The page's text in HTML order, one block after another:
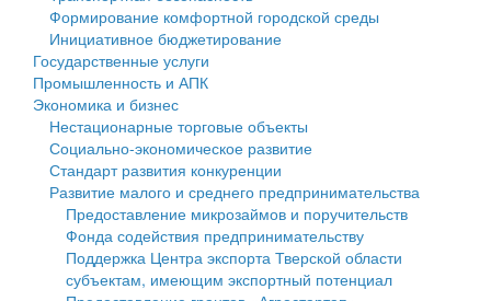
Государственные услуги
Промышленность и АПК
Экономика и бизнес
Символика
Устав
Гостям округа
Туризм
Культура
Образование
Здравоохранение
муниципального округа Тверской области
Администрация Кашинского муниципального округа
Тверской области
Управление сельскими территориями
Открытые данные
Работа с обращениями граждан
Муниципальный контроль
Финансовое управление
Бюджет для граждан
Имущество
Выявление правообладателей ранее учтенных
объектов недвижимости
Имущественная поддержка субъектов малого и
среднего предпринимательства
Формирование комфортной городской среды
Инициативное бюджетирование
Государственные услуги
Промышленность и АПК
Экономика и бизнес
Нестационарные торговые объекты
Социально-экономическое развитие
Стандарт развития конкуренции
Развитие малого и среднего предпринимательства
Предоставление микрозаймов и поручительств
Фонда содействия предпринимательству
Поддержка Центра экспорта Тверской области
субъектам, имеющим экспортный потенциал